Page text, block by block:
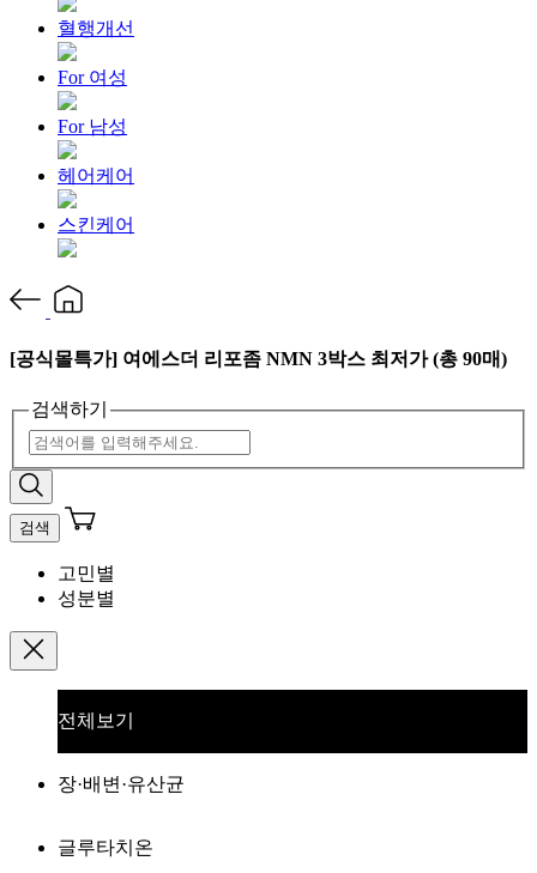
혈행개선
For 여성
For 남성
헤어케어
스킨케어
[공식몰특가] 여에스더 리포좀 NMN 3박스 최저가 (총 90매)
검색하기
검색
고민별
성분별
전체보기
장·배변·유산균
글루타치온